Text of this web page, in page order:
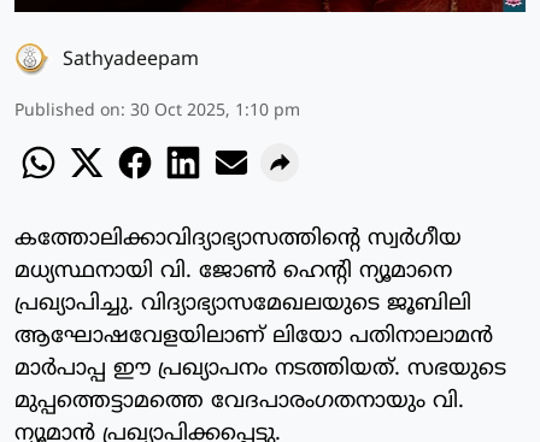
Sathyadeepam
Published on: 30 Oct 2025, 1:10 pm
കത്തോലിക്കാവിദ്യാഭ്യാസത്തിന്റെ സ്വര്‍ഗീയ
മധ്യസ്ഥനായി വി. ജോണ്‍ ഹെന്റി ന്യൂമാനെ
പ്രഖ്യാപിച്ചു. വിദ്യാഭ്യാസമേഖലയുടെ ജൂബിലി
ആഘോഷവേളയിലാണ് ലിയോ പതിനാലാമന്‍
മാര്‍പാപ്പ ഈ പ്രഖ്യാപനം നടത്തിയത്. സഭയുടെ
മുപ്പത്തെട്ടാമത്തെ വേദപാരംഗതനായും വി.
ന്യൂമാന്‍ പ്രഖ്യാപിക്കപ്പെട്ടു.